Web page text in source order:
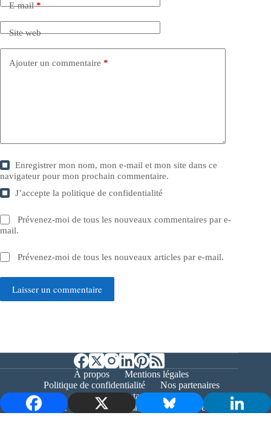
E-mail*
Site web
Ajouter un commentaire *
Enregistrer mon nom, mon e-mail et mon site dans ce
navigateur pour mon prochain commentaire.
J’accepte lapolitique de confidentialité
Prévenez-moi de tous les nouveaux commentaires par e-
mail.
Prévenez-moi de tous les nouveaux articles par e-mail.
Laisser un commentaire
À propos
Mentions légales
Politique de confidentialité
Nos partenaires
Contact
Copyright © 2026 - Bernieshoot.fr Journal Web